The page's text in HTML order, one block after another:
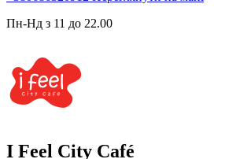
Пн-Нд з 11 до 22.00
I Feel City Café